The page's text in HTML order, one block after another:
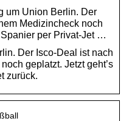
um Union Berlin. Der
Medizincheck noch
Spanier per Privat-Jet …
Der Isco-Deal ist nach
geplatzt. Jetzt geht’s
zurück.